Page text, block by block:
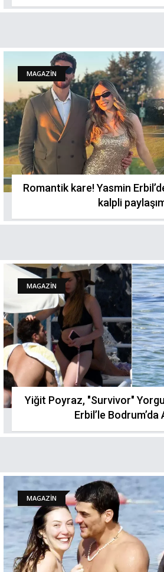
MAGAZİN
Romantik kare! Yasmin
kalpli
MAGAZİN
Yiğit Poyraz, "Survivor"
Erbil’le Bodrum’da
MAGAZİN